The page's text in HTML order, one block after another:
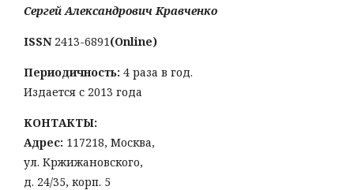
Сергей Александрович Кравченко
ISSN 2413-6891(Online)
Периодичность: 4 раза в год.
Издается с 2013 года
КОНТАКТЫ:
Адрес: 117218, Москва,
ул. Кржижановского,
д. 24/35, корп. 5